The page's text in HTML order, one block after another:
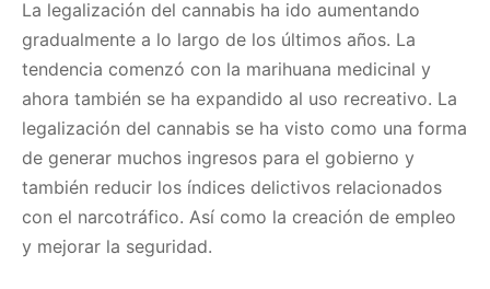
La legalización del cannabis ha ido aumentando
gradualmente a lo largo de los últimos años. La
tendencia comenzó con la marihuana medicinal y
ahora también se ha expandido al uso recreativo. La
legalización del cannabis se ha visto como una forma
de generar muchos ingresos para el gobierno y
también reducir los índices delictivos relacionados
con el narcotráfico. Así como la creación de empleo
y mejorar la seguridad.